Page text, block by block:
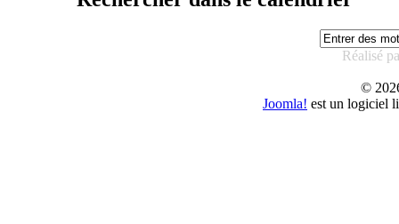
Réalisé
©
Joomla! est un logiciel